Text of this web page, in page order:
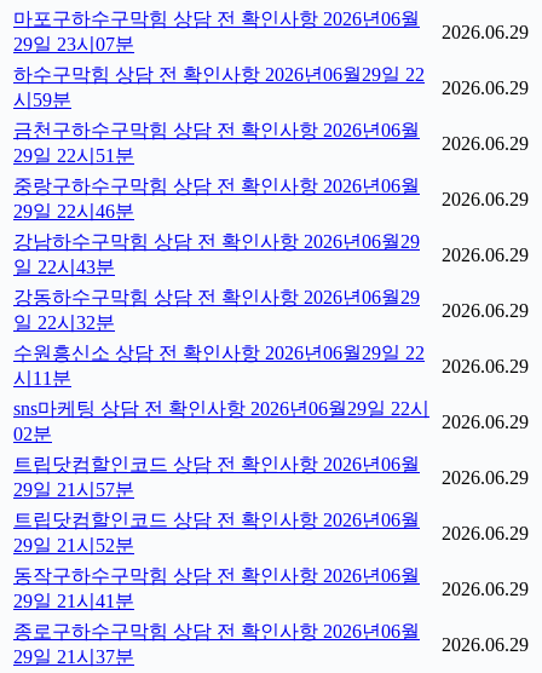
마포구하수구막힘 상담 전 확인사항 2026년06월
29일 23시07분
2026.06.29
하수구막힘 상담 전 확인사항 2026년06월29일 22
시59분
2026.06.29
금천구하수구막힘 상담 전 확인사항 2026년06월
29일 22시51분
2026.06.29
중랑구하수구막힘 상담 전 확인사항 2026년06월
29일 22시46분
2026.06.29
강남하수구막힘 상담 전 확인사항 2026년06월29
일 22시43분
2026.06.29
강동하수구막힘 상담 전 확인사항 2026년06월29
일 22시32분
2026.06.29
수원흥신소 상담 전 확인사항 2026년06월29일 22
시11분
2026.06.29
sns마케팅 상담 전 확인사항 2026년06월29일 22시
02분
2026.06.29
트립닷컴할인코드 상담 전 확인사항 2026년06월
29일 21시57분
2026.06.29
트립닷컴할인코드 상담 전 확인사항 2026년06월
29일 21시52분
2026.06.29
동작구하수구막힘 상담 전 확인사항 2026년06월
29일 21시41분
2026.06.29
종로구하수구막힘 상담 전 확인사항 2026년06월
29일 21시37분
2026.06.29